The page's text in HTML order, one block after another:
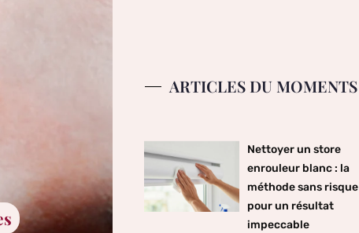
ARTICLES DU MOMENTS
Nettoyer un store
enrouleur blanc : la
méthode sans risque
pour un résultat
impeccable